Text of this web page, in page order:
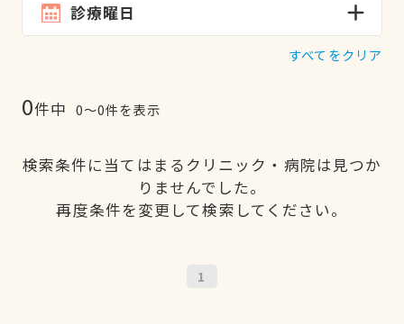
診療曜日
すべてをクリア
0件中 0〜0件を表示
検索条件に当てはまるクリニック・病院は見つか
りませんでした。
再度条件を変更して検索してください。
1